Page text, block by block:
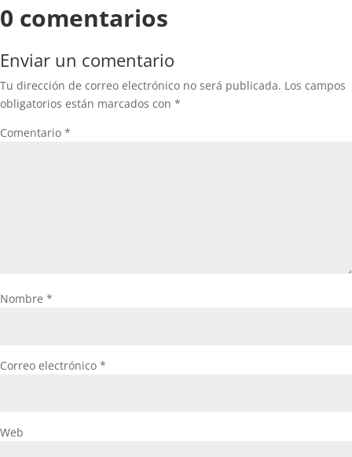
0 comentarios
Enviar un comentario
Tu dirección de correo electrónico no será publicada. Los campos
obligatorios están marcados con *
Comentario *
Nombre *
Correo electrónico *
Web